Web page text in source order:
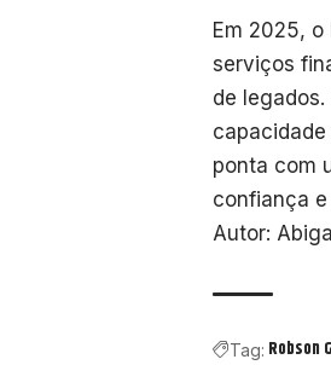
Em 2025, o
serviços
de
ponta com
confiança
Autor:
Tag: Robson